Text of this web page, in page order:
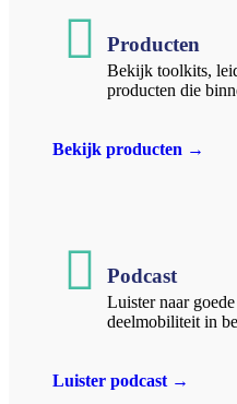
Producten
Bekijk toolkits,
producten die
Bekijk producten →
Podcast
Luister naar
deelmobiliteit in
Luister podcast →